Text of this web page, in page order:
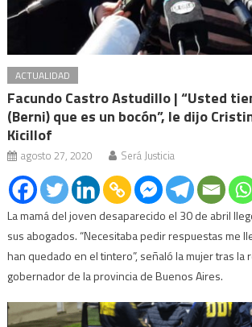
ACTUALIDAD
Facundo Castro Astudillo | “Usted
(Berni) que es un bocón”, le dijo
Kicillof
agosto 27, 2020 Será Justicia
La mamá del joven desaparecido el 30 de abril
sus abogados. “Necesitaba pedir respuestas me
han quedado en el tintero”, señaló la mujer tras la
gobernador de la provincia de Buenos Aires.